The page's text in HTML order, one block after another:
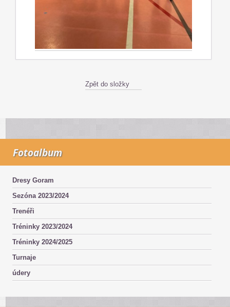
Zpět do složky
Fotoalbum
Dresy Goram
Sezóna 2023/2024
Trenéři
Tréninky 2023/2024
Tréninky 2024/2025
Turnaje
údery